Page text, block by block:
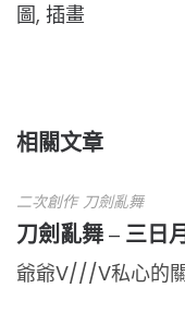
圖, 插畫
相關文章
二次創作 刀劍亂舞
刀劍亂舞 – 三日
爺爺V///V私心的